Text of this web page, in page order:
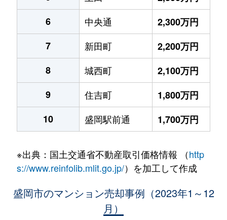
6
中央通
2,300万円
7
新田町
2,200万円
8
城西町
2,100万円
9
住吉町
1,800万円
10
盛岡駅前通 1,700万円
※出典：国土交通省不動産取引価格情報 （http
s://www.reinfolib.mlit.go.jp/）を加工して作成
盛岡市のマンション売却事例（2023年1～12
月）